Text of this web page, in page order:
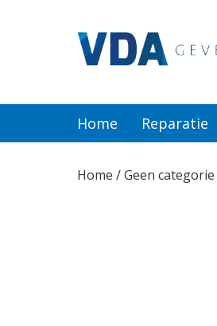
Home Reparatie
Home /Geen categorie